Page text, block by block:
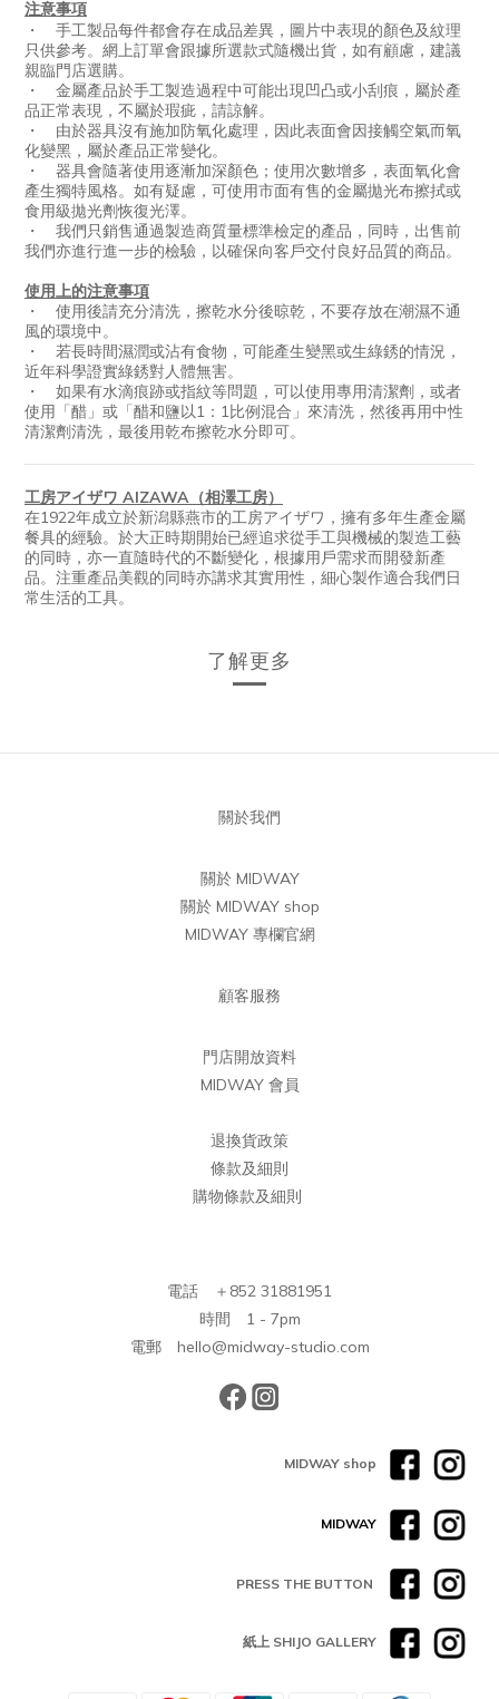
注意事項
・ 手工製品每件都會存在成品差異，圖片中表現的顏色及紋理
只供參考。網上訂單會跟據所選款式隨機出貨，如有顧慮，建議
親臨門店選購。
・ 金屬產品於手工製造過程中可能出現凹凸或小刮痕，屬於產
品正常表現，不屬於瑕疵，請諒解。
・ 由於器具沒有施加防氧化處理，因此表面會因接觸空氣而氧
化變黑，屬於產品正常變化。
・ 器具會隨著使用逐漸加深顏色；使用次數增多，表面氧化會
產生獨特風格。如有疑慮，可使用市面有售的金屬拋光布擦拭或
食用級拋光劑恢復光澤。
・ 我們只銷售通過製造商質量標準檢定的產品，同時，出售前
我們亦進行進一步的檢驗，以確保向客戶交付良好品質的商品。
使用上的注意事項
・ 使用後請充分清洗，擦乾水分後晾乾，不要存放在潮濕不通
風的環境中。
・ 若長時間濕潤或沾有食物，可能產生變黑或生綠銹的情況，
近年科學證實綠銹對人體無害。
・ 如果有水滴痕跡或指紋等問題，可以使用專用清潔劑，或者
使用「醋」或「醋和鹽以1：1比例混合」來清洗，然後再用中性
清潔劑清洗，最後用乾布擦乾水分即可。
工房アイザワ AIZAWA（相澤工房）
在1922年成立於新潟縣燕市的工房アイザワ，擁有多年生產金屬
餐具的經驗。於大正時期開始已經追求從手工與機械的製造工藝
的同時，亦一直隨時代的不斷變化，根據用戶需求而開發新產
品。注重產品美觀的同時亦講求其實用性，細心製作適合我們日
常生活的工具。
了解更多
關於我們
關於 MIDWAY
關於 MIDWAY shop
MIDWAY 專欄官網
顧客服務
門店開放資料
MIDWAY 會員
退換貨政策
條款及細則
購物條款及細則
電話 ＋852 31881951
時間 1 - 7pm
電郵 hello@midway-studio.com
MIDWAY shop
MIDWAY
PRESS THE BUTTON
紙上 SHIJO GALLERY